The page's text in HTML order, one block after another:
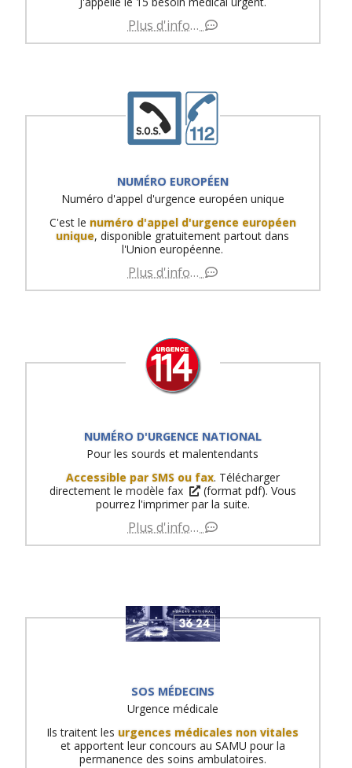
Plus d'info…
NUMÉRO EUROPÉEN
Numéro d'appel d'urgence européen unique
C'est le numéro d'appel d'urgence européen
unique, disponible gratuitement partout dans
l'Union européenne.
Plus d'info…
NUMÉRO D'URGENCE NATIONAL
Pour les sourds et malentendants
Accessible par SMS ou fax. Télécharger
directement le modèle fax
(format pdf). Vous
pourrez l'imprimer par la suite.
Plus d'info…
SOS MÉDECINS
Urgence médicale
Ils traitent les urgences médicales non vitales
et apportent leur concours au SAMU pour la
permanence des soins ambulatoires.